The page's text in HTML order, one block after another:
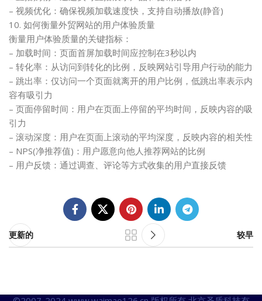
– 视频优化：确保视频加载速度快，支持自动播放(静音)
10. 如何衡量外贸网站的用户体验质量
衡量用户体验质量的关键指标：
– 加载时间：页面首屏加载时间应控制在3秒以内
– 转化率：从访问到转化的比例，反映网站引导用户行动的能力
– 跳出率：仅访问一个页面就离开的用户比例，低跳出率表示内
容有吸引力
– 页面停留时间：用户在页面上停留的平均时间，反映内容的吸
引力
– 滚动深度：用户在页面上滚动的平均深度，反映内容的相关性
– NPS(净推荐值)：用户愿意向他人推荐网站的比例
– 用户反馈：通过调查、评论等方式收集的用户直接反馈
更新的 较早